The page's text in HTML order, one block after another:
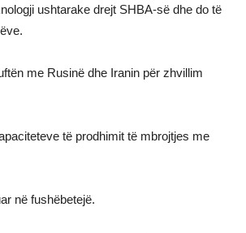
ushtarake drejt SHBA-së dhe do të
me Rusinë dhe Iranin për zhvillim
të prodhimit të mbrojtjes me
në fushëbetejë.